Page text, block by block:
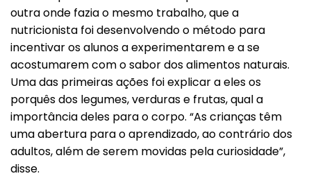
outra onde fazia o mesmo trabalho, que a
nutricionista foi desenvolvendo o método para
incentivar os alunos a experimentarem e a se
acostumarem com o sabor dos alimentos naturais.
Uma das primeiras ações foi explicar a eles os
porquês dos legumes, verduras e frutas, qual a
importância deles para o corpo. “As crianças têm
uma abertura para o aprendizado, ao contrário dos
adultos, além de serem movidas pela curiosidade”,
disse.